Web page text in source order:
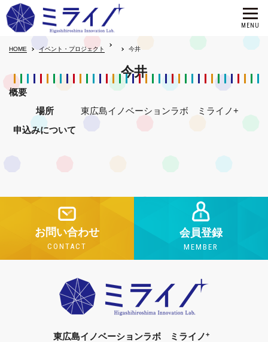
HOME イベント・プロジェクト 今井
今井
概要
場所
東広島イノベーションラボ ミライノ+
申込みについて
お問い合わせ
CONTACT
会員登録
MEMBER
東広島イノベーションラボ ミライノ+